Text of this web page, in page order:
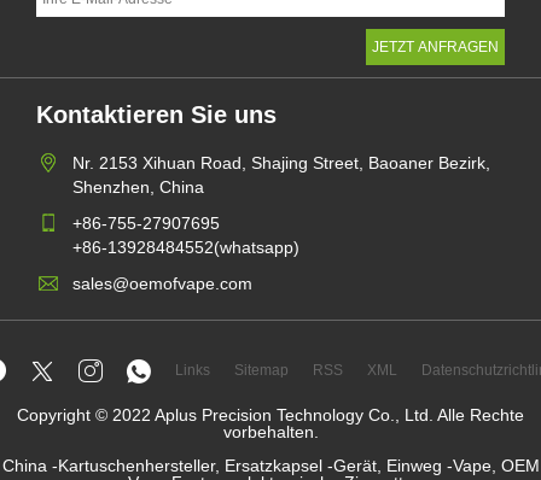
Kontaktieren Sie uns
Nr. 2153 Xihuan Road, Shajing Street, Baoaner Bezirk,
Shenzhen, China
+86-755-27907695
+86-13928484552(whatsapp)
sales@oemofvape.com
Links Sitemap RSS XML
Copyright © 2022 Aplus Precision Technology Co., Ltd. Alle Rechte
vorbehalten.
China -Kartuschenhersteller, Ersatzkapsel -Gerät, Einweg -Vape, OEM